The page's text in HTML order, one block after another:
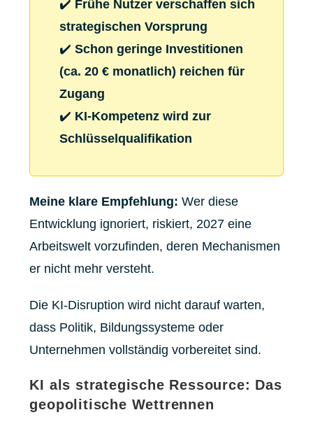
✔️ Frühe Nutzer verschaffen sich
strategischen Vorsprung
✔️Schon geringe Investitionen
(ca. 20 € monatlich) reichen für
Zugang
✔️ KI-Kompetenz wird zur
Schlüsselqualifikation
Meine klare Empfehlung: Wer diese
Entwicklung ignoriert, riskiert, 2027 eine
Arbeitswelt vorzufinden, deren Mechanismen
er nicht mehr versteht.
Die KI-Disruption wird nicht darauf warten,
dass Politik, Bildungssysteme oder
Unternehmen vollständig vorbereitet sind.
KI als strategische Ressource: Das
geopolitische Wettrennen